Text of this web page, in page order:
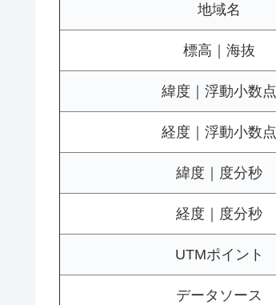
地域名
標高｜海抜
緯度｜浮動小数点
経度｜浮動小数点
緯度｜度分秒
経度｜度分秒
UTMポイント
データソース